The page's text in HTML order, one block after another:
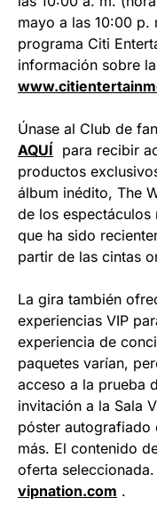
mayo a las 10:00 p.
programa Citi
información sobre
Únase al Club de
AQUÍ para recibir
productos
álbum inédito, The
de los espectáculos
que ha sido
partir de las cintas
La gira también
experiencias VIP
experiencia de
paquetes varían,
acceso a la prueba
invitación a la Sala
póster autografiado
más. El contenido
oferta
vipnation.com .